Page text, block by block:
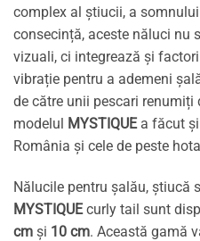
complex al știucii, a
consecință, aceste năluci nu
vizuali, ci integrează și
vibrație pentru a ademeni
de către unii pescari renumiți
modelul MYSTIQUEa făcut și
România și cele de peste
Nălucile pentru șalău, știucă
MYSTIQUEcurly tail sunt
cm și 10 cm. Această gamă